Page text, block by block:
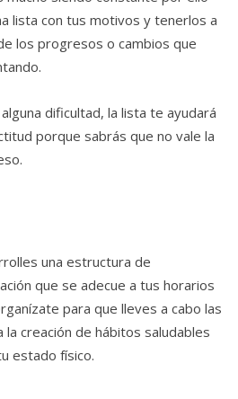
lista con tus motivos y tenerlos a
los progresos o cambios que
dificultad, la lista te ayudará
porque sabrás que no vale la
una estructura de
que se adecue a tus horarios
para que lleves a cabo las
la creación de hábitos saludables
estado físico.